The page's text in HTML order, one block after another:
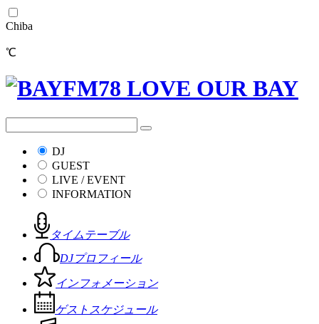
Chiba
℃
DJ
GUEST
LIVE / EVENT
INFORMATION
タイムテーブル
DJプロフィール
インフォメーション
ゲストスケジュール